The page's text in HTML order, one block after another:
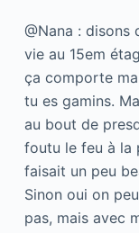
@Nana : disons
vie au 15em
ça comporte
tu es gamins.
au bout de
foutu le feu à la
faisait un peu
Sinon oui on
pas, mais avec